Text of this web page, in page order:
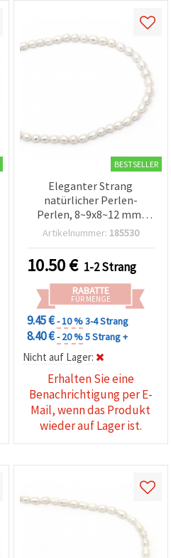
BESTSELLER
Eleganter Strang
natürlicher Perlen-
Perlen, 8~9x8~12 mm,
Loch 0,5 mm, Klasse AA,
Premium Schmuckperlen
zum Basteln & für
handgemachte
Schmuckherstellung
Artikelnummer: 185530
10.50€ 1-2 Strang
RABATTE
FÜR MENGE
9.45 €- 10 %3-4 Strang
8.40 €- 20 %5 Strang +
Nicht auf Lager:
Erhalten Sie eine
Benachrichtigung per E-
Mail, wenn das Produkt
wieder auf Lager ist.